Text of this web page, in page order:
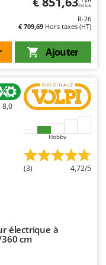
Inclus
R-26
€ 709,69 Hors taxes (HT)
Ajouter
8,0
Hobby
(3) 4,72/5
électrique à
cm